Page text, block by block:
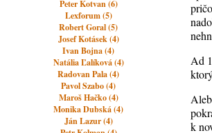
Peter Kotvan (6)
Lexforum (5)
Robert Goral (5)
Josef Kotásek (4)
Ivan Bojna (4)
Natália Ľalíková (4)
Radovan Pala (4)
Pavol Szabo (4)
Maroš Hačko (4)
Monika Dubská (4)
Ján Lazur (4)
Ad
k